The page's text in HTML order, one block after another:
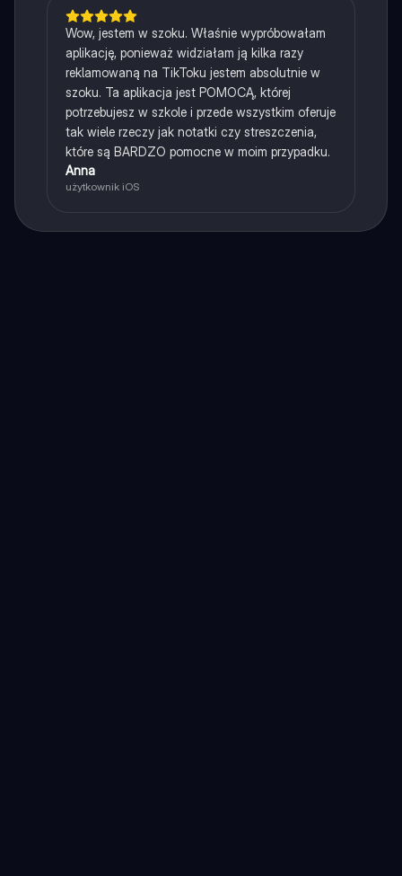
Wow, jestem w szoku. Właśnie wypróbowałam
aplikację, ponieważ widziałam ją kilka razy
reklamowaną na TikToku jestem absolutnie w
szoku. Ta aplikacja jest POMOCĄ, której
potrzebujesz w szkole i przede wszystkim oferuje
tak wiele rzeczy jak notatki czy streszczenia,
które są BARDZO pomocne w moim przypadku.
Anna
użytkownik iOS